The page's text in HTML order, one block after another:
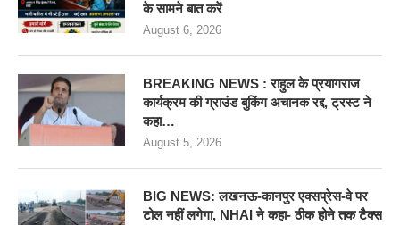
के सामने बात करें
August 6, 2026
BREAKING NEWS : राहुल के प्रयागराज
कार्यक्रम की ग्राउंड बुकिंग अचानक रद्द, ट्रस्ट ने
कहा…
August 5, 2026
BIG NEWS: लखनऊ-कानपुर एक्सप्रेस-वे पर
टोल नहीं लगेगा, NHAI ने कहा- ठीक होने तक टैक्स